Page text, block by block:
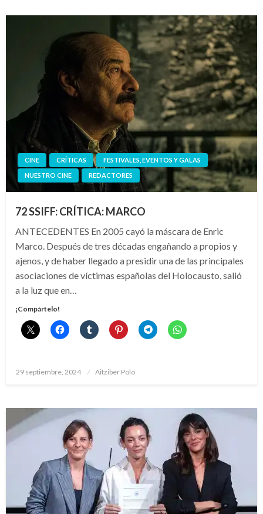
CINE CRÍTICAS
FESTIVALES, EVENTOS Y GALAS
NUESTRO CINE
REDACTORES
72 SSIFF: CRÍTICA: MARCO
ANTECEDENTES En 2005 cayó la máscara de Enric
Marco. Después de tres décadas engañando a propios y
ajenos, y de haber llegado a presidir una de las principales
asociaciones de víctimas españolas del Holocausto, salió
a la luz que en…
¡Compártelo!
Publicado
29 septiembre, 2024 Aitziber Polo